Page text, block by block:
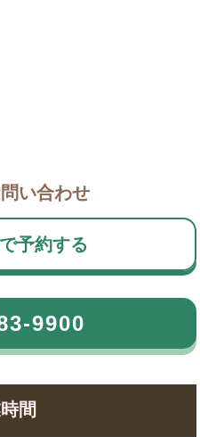
い合わせ
予約する
9900
間